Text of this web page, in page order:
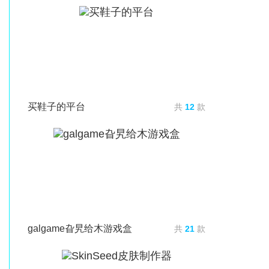
买鞋子的平台 共 12 款
galgame旮旯给木游戏盒 共 21 款